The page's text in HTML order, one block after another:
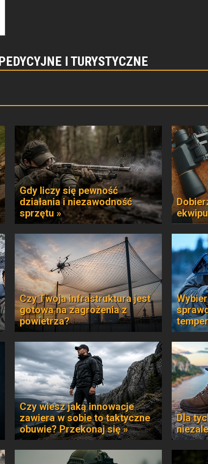
I TURYSTYCZNE
Gdy liczy się pewność
działania i niezawodność
sprzętu »
Czy Twoja infrastruktura jest
gotowa na zagrożenia z
powietrza?
Czy wiesz jaką innowacje
zawiera w sobie to taktyczne
obuwie? Przekonaj się »
Dla